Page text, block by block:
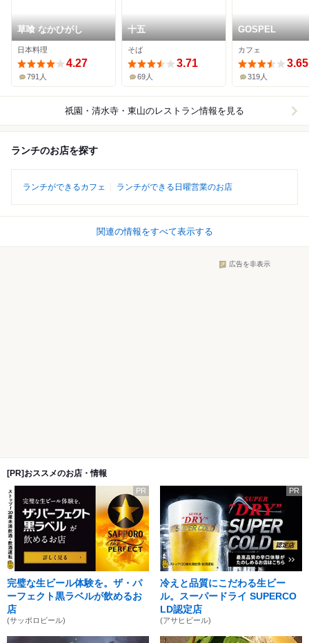
草喰 なかひがし
日本料理
4.27
791人
十五
そば
3.71
69人
GOSPEL
カフェ
3.65
319人
祇園・清水寺・東山のレストラン情報を見る
ランチのお店を探す
ランチができるカフェ ランチができる日曜営業のお店
関連の情報をすべて表示する
広告を非表示
[PR]おススメのお店・情報
PR
完璧な生ビール体験を。ザ・パ
ーフェクト黒ラベルが飲めるお
店
(サッポロビール)
PR
冷えと品質にこだわる生ビー
ル。スーパードライ SUPERCO
LD認定店
(アサヒビール)